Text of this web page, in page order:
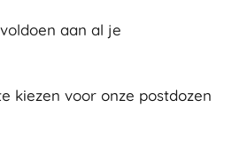
aan al je
kiezen voor onze postdozen